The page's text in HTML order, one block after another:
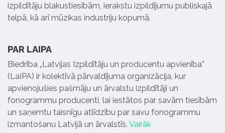
izpildītāju blakustiesībām, ierakstu izpildījumu publiskajā
telpā, kā arī mūzikas industriju kopumā.
PAR LAIPA
Biedrība „Latvijas Izpildītāju un producentu apvienība”
(LaIPA) ir kolektīvā pārvaldījuma organizācija, kur
apvienojušies pašmāju un ārvalstu izpildītāji un
fonogrammu producenti, lai iestātos par savām tiesībām
un saņemtu taisnīgu atlīdzību par savu fonogrammu
izmantošanu Latvijā un ārvalstīs. Vairāk